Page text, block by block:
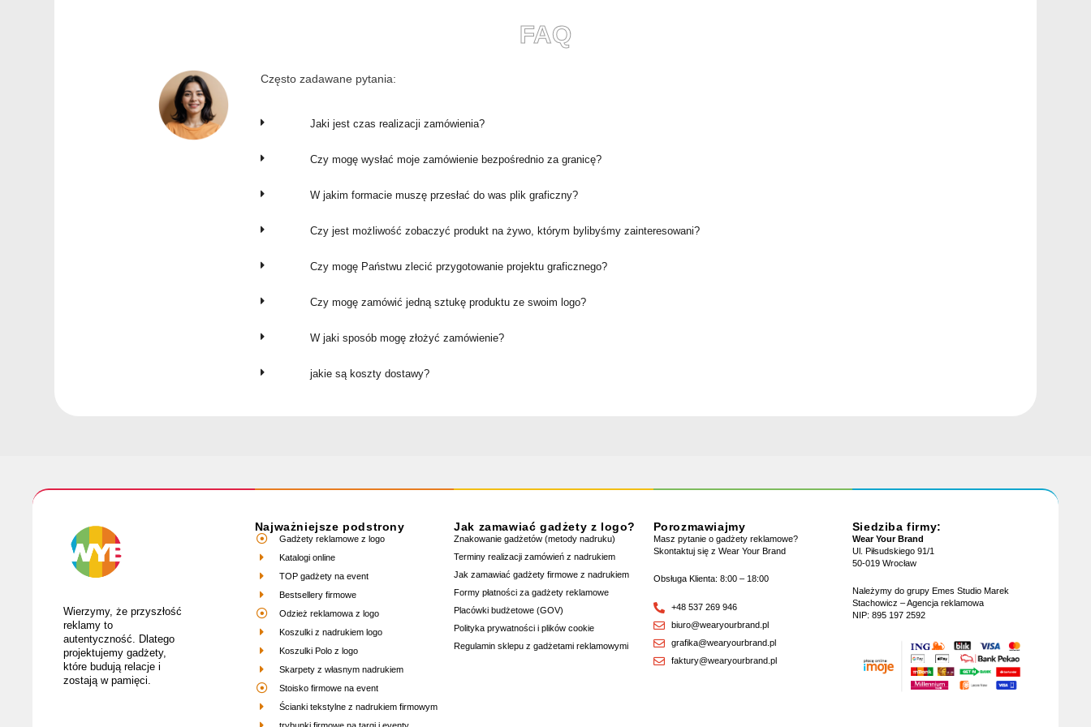
FAQ
Często zadawane pytania:
Jaki jest czas realizacji zamówienia?
Czy mogę wysłać moje zamówienie bezpośrednio za granicę?
W jakim formacie muszę przesłać do was plik graficzny?
Czy jest możliwość zobaczyć produkt na żywo, którym bylibyśmy zainteresowani?
Czy mogę Państwu zlecić przygotowanie projektu graficznego?
Czy mogę zamówić jedną sztukę produktu ze swoim logo?
W jaki sposób mogę złożyć zamówienie?
jakie są koszty dostawy?
Wierzymy, że przyszłość
reklamy to
autentyczność. Dlatego
projektujemy gadżety,
które budują relacje i
zostają w pamięci.
Najważniejsze podstrony
Gadżety reklamowe z logo
Katalogi online
TOP gadżety na event
Bestsellery firmowe
Odzież reklamowa z logo
Koszulki z nadrukiem logo
Koszulki Polo z logo
Skarpety z własnym nadrukiem
Stoisko firmowe na event
Ścianki tekstylne z nadrukiem firmowym
Jak zamawiać gadżety z logo?
Znakowanie gadżetów (metody nadruku)
Terminy realizacji zamówień z nadrukiem
Jak zamawiać gadżety firmowe z nadrukiem
Formy płatności za gadżety reklamowe
Placówki budżetowe (GOV)
Polityka prywatności i plików cookie
Regulamin sklepu z gadżetami reklamowymi
Porozmawiajmy
Masz pytanie o gadżety reklamowe?
Skontaktuj się z Wear Your Brand
Obsługa Klienta: 8:00 – 18:00
+48 537 269 946
biuro@wearyourbrand.pl
grafika@wearyourbrand.pl
faktury@wearyourbrand.pl
Siedziba firmy:
Wear Your Brand
Ul. Piłsudskiego 91/1
50-019 Wrocław
Należymy do grupy Emes Studio Marek
Stachowicz – Agencja reklamowa
NIP: 895 197 2592